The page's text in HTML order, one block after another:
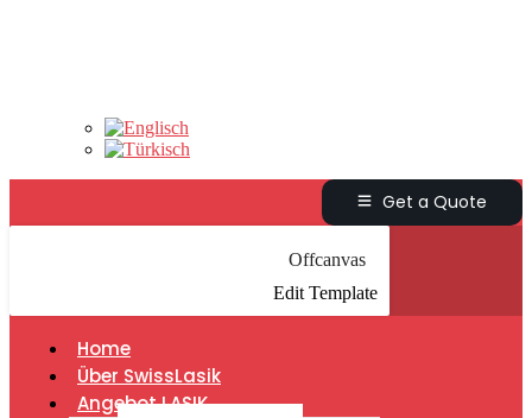
Get a Quote
Offcanvas
Edit Template
Home
Über SwissLasik
Angebot LASIK